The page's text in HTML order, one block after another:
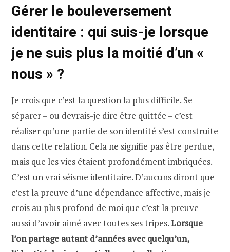
Gérer le bouleversement
identitaire : qui suis-je lorsque
je ne suis plus la moitié d’un «
nous » ?
Je crois que c’est la question la plus difficile. Se
séparer – ou devrais-je dire être quittée – c’est
réaliser qu’une partie de son identité s’est construite
dans cette relation. Cela ne signifie pas être perdue,
mais que les vies étaient profondément imbriquées.
C’est un vrai séisme identitaire. D’aucuns diront que
c’est la preuve d’une dépendance affective, mais je
crois au plus profond de moi que c’est la preuve
aussi d’avoir aimé avec toutes ses tripes.Lorsque
l’on partage autant d’années avec quelqu’un,